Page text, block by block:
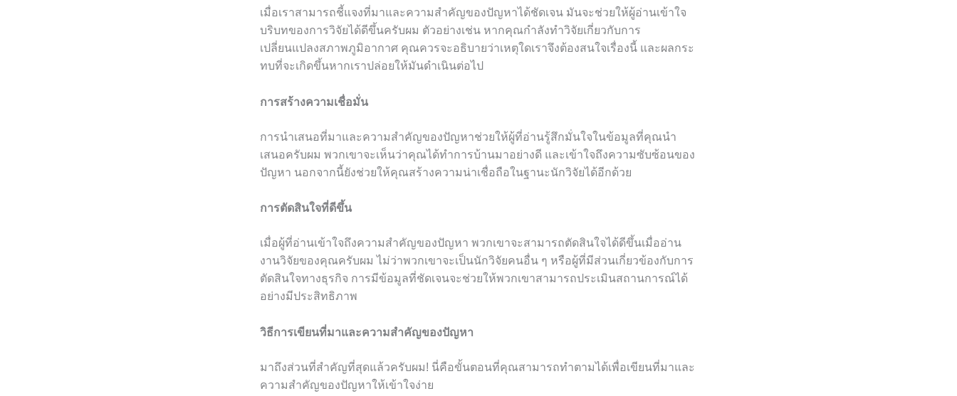
เมื่อเราสามารถชี้แจงที่มาและความสำคัญของปัญหาได้ชัดเจน มันจะช่วยให้ผู้อ่านเข้าใจ
บริบทของการวิจัยได้ดีขึ้นครับผม ตัวอย่างเช่น หากคุณกำลังทำวิจัยเกี่ยวกับการ
เปลี่ยนแปลงสภาพภูมิอากาศ คุณควรจะอธิบายว่าเหตุใดเราจึงต้องสนใจเรื่องนี้ และผลกระ
ทบที่จะเกิดขึ้นหากเราปล่อยให้มันดำเนินต่อไป
การสร้างความเชื่อมั่น
การนำเสนอที่มาและความสำคัญของปัญหาช่วยให้ผู้ที่อ่านรู้สึกมั่นใจในข้อมูลที่คุณนำ
เสนอครับผม พวกเขาจะเห็นว่าคุณได้ทำการบ้านมาอย่างดี และเข้าใจถึงความซับซ้อนของ
ปัญหา นอกจากนี้ยังช่วยให้คุณสร้างความน่าเชื่อถือในฐานะนักวิจัยได้อีกด้วย
การตัดสินใจที่ดีขึ้น
เมื่อผู้ที่อ่านเข้าใจถึงความสำคัญของปัญหา พวกเขาจะสามารถตัดสินใจได้ดีขึ้นเมื่ออ่าน
งานวิจัยของคุณครับผม ไม่ว่าพวกเขาจะเป็นนักวิจัยคนอื่น ๆ หรือผู้ที่มีส่วนเกี่ยวข้องกับการ
ตัดสินใจทางธุรกิจ การมีข้อมูลที่ชัดเจนจะช่วยให้พวกเขาสามารถประเมินสถานการณ์ได้
อย่างมีประสิทธิภาพ
วิธีการเขียนที่มาและความสำคัญของปัญหา
มาถึงส่วนที่สำคัญที่สุดแล้วครับผม! นี่คือขั้นตอนที่คุณสามารถทำตามได้เพื่อเขียนที่มาและ
ความสำคัญของปัญหาให้เข้าใจง่าย